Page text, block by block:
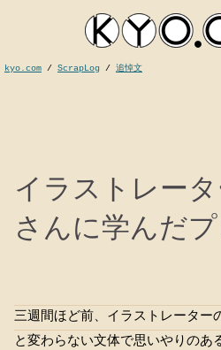
kyo.com / ScrapLog / 追悼文
イラストレー
さんに学んだ
三週間ほど前、イラストレーター
と変わらない文体で思いやりのあ